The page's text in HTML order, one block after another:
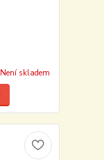
Není skladem